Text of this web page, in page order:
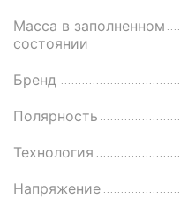
Масса в заполненном
состоянии
Бренд
Полярность
Технология
Напряжение